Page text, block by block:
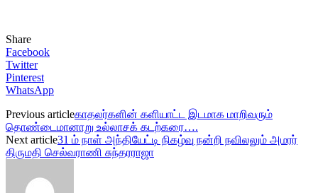
Share
Facebook
Twitter
Pinterest
WhatsApp
Previous articleகாதலர்களின் களியாட்ட இடமாக மாறிவரும்
தொண்டைமானாறு உல்லாசக் கடற்கரை….
Next article31 ம் நாள் அந்தியேட்டி நிகழ்வு நன்றி நவிலலும் அமரர்
திருமதி செல்வராணி சுந்தரராஜா